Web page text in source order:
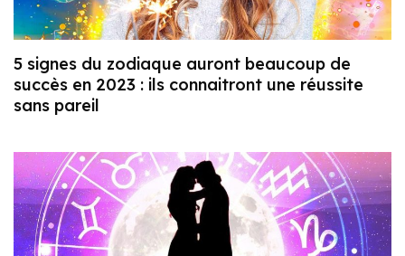
5 signes du zodiaque auront beaucoup de
succès en 2023 : ils connaitront une réussite
sans pareil